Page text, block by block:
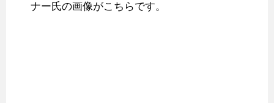
ナー氏の画像がこちらです。